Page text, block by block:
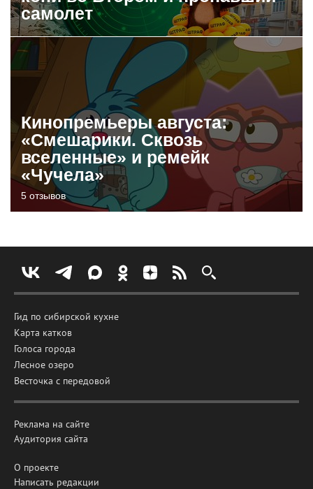
самолет
Кинопремьеры августа:
«Смешарики. Сквозь
вселенные» и ремейк
«Чучела»
5 отзывов
Гид по сибирской кухне
Карта катков
Голоса города
Лесное озеро
Весточка с передовой
Реклама на сайте
Аудитория сайта
О проекте
Написать редакции